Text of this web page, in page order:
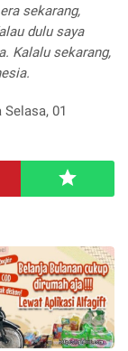
sekarang,
dulu saya
Kalalu sekarang,
Selasa, 01